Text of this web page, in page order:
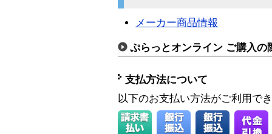
メーカー商品情報
ぷらっとオンライン ご購入の
支払方法について
以下のお支払い方法がご利用で